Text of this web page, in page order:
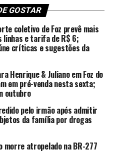
GOSTAR
coletivo de Foz prevê mais
linhas e tarifa de R$ 6;
críticas e sugestões da
Henrique & Juliano em Foz do
em pré-venda nesta sexta;
outubro
pelo irmão após admitir
da família por drogas
morre atropelado na BR-277